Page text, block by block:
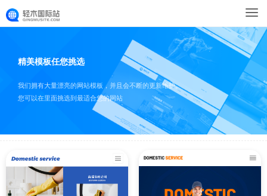
精美模板任您挑选
我们拥有大量漂亮的网站模板，并且会不断的更新维护。
您可以在里面挑选到最适合您的网站